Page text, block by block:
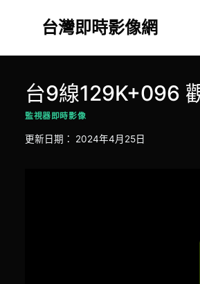
台灣即時影像網
台9線129K+096
監視器即時影像
更新日期： 2024年4月25日